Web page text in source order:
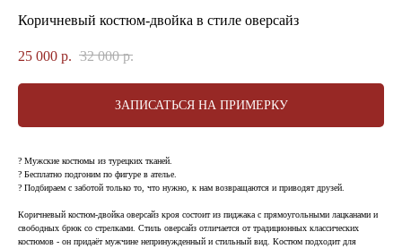
Коричневый костюм-двойка в стиле оверсайз
25 000 р. 32 000 р.
ЗАПИСАТЬСЯ НА ПРИМЕРКУ
? Мужские костюмы из турецких тканей.
? Бесплатно подгоним по фигуре в ателье.
? Подбираем с заботой только то, что нужно, к нам возвращаются и приводят друзей.
Коричневый костюм-двойка оверсайз кроя состоит из пиджака с прямоугольными лацканами и
свободных брюк со стрелками. Стиль оверсайз отличается от традиционных классических
костюмов - он придаёт мужчине непринужденный и стильный вид. Костюм подходит для